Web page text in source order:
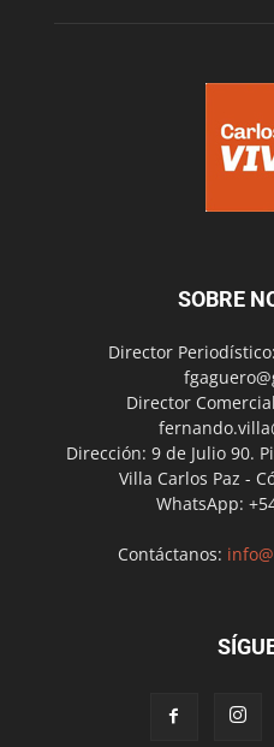
SOBRE
Director
Director
Dirección: 9 de Julio 90.
Villa Carlos Paz -
WhatsApp:
Contáctanos: